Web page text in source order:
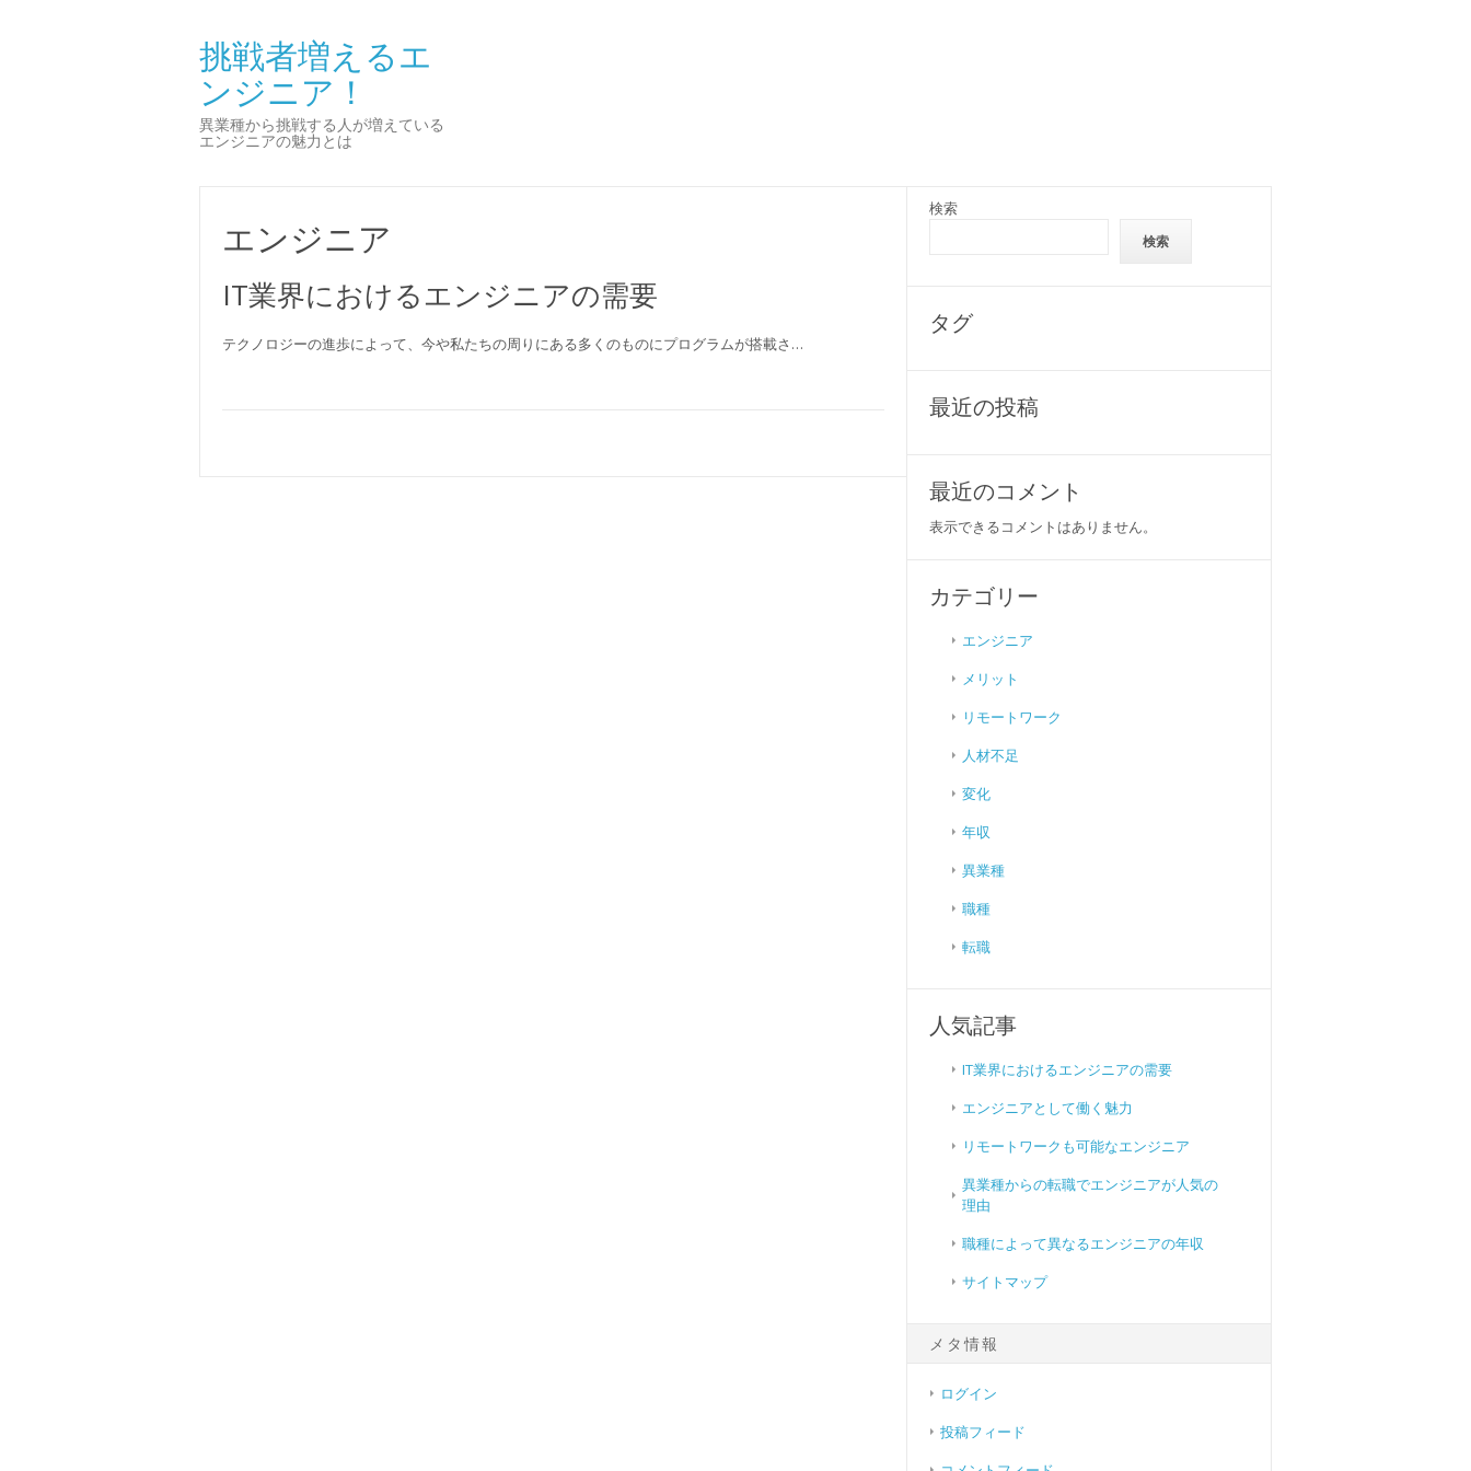
挑戦者増えるエ
ンジニア！
異業種から挑戦する人が増えている
エンジニアの魅力とは
エンジニア
IT業界におけるエンジニアの需要
テクノロジーの進歩によって、今や私たちの周りにある多くのものにプログラムが搭載さ…
検索
検索
タグ
最近の投稿
最近のコメント
表示できるコメントはありません。
カテゴリー
エンジニア
メリット
リモートワーク
人材不足
変化
年収
異業種
職種
転職
人気記事
IT業界におけるエンジニアの需要
エンジニアとして働く魅力
リモートワークも可能なエンジニア
異業種からの転職でエンジニアが人気の
理由
職種によって異なるエンジニアの年収
サイトマップ
メタ情報
ログイン
投稿フィード